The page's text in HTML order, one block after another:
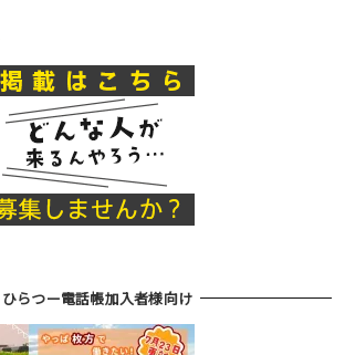
ひらつー電話帳加入者様向け